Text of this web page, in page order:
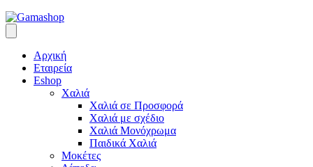
Αρχική
Εταιρεία
Eshop
Χαλιά
Χαλιά σε Προσφορά
Χαλιά με σχέδιο
Χαλιά Μονόχρωμα
Παιδικά Χαλιά
Μοκέτες